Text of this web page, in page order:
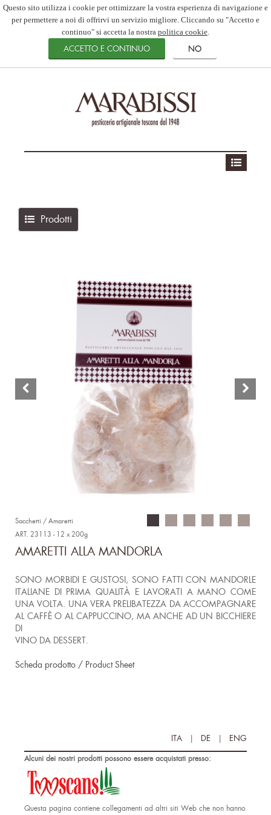
Questo sito utilizza i cookie per ottimizzare la vostra esperienza di navigazione e
per permettere a noi di offrirvi un servizio migliore. Cliccando su "Accetto e
continuo" si accetta la nostra politica cookie.
Prodotti
Sacchetti / Amaretti
ART. 23113 - 12 x 200g
AMARETTI ALLA MANDORLA
SONO MORBIDI E GUSTOSI, SONO FATTI CON MANDORLE
ITALIANE DI PRIMA QUALITÀ E LAVORATI A MANO COME
UNA VOLTA. UNA VERA PRELIBATEZZA DA ACCOMPAGNARE
AL CAFFÈ O AL CAPPUCCINO, MA ANCHE AD UN BICCHIERE
DI
VINO DA DESSERT.
Scheda prodotto / Product Sheet
ITA | DE | ENG
Alcuni dei nostri prodotti possono essere acquistati presso:
Questa pagina contiene collegamenti ad altri siti Web che non hanno